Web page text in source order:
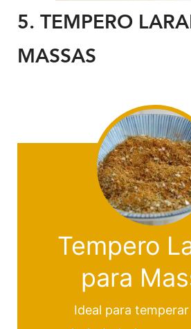
5. TEMPERO
MASSAS
Tempero
para
Ideal para temperar